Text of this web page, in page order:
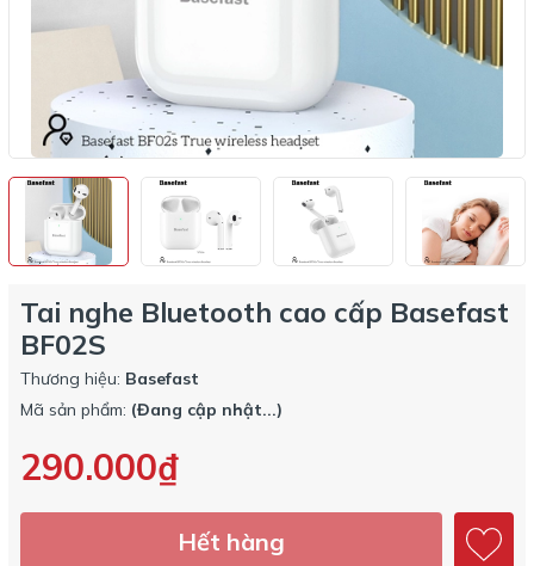
Tai nghe Bluetooth cao cấp Basefast
BF02S
Thương hiệu: Basefast
Mã sản phẩm: (Đang cập nhật...)
290.000₫
Hết hàng